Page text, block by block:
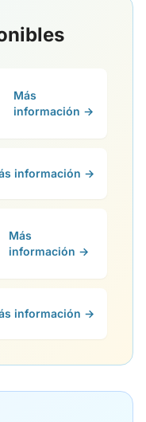
Más
información →
información →
Más
información →
información →